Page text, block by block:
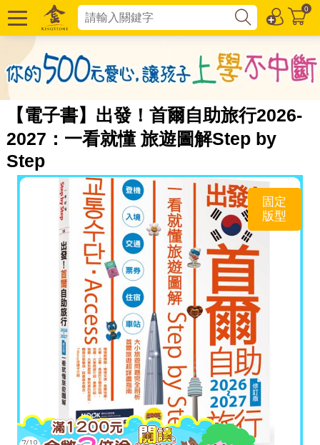
0
【電子書】出發！首爾自助旅行2026-
2027：一看就懂 旅遊圖解Step by
Step
固定
版型